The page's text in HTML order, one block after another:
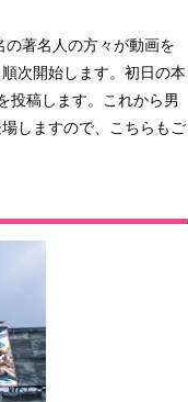
著名人の方々が動画を
次開始します。初日の本
投稿します。これから男
しますので、こちらもご